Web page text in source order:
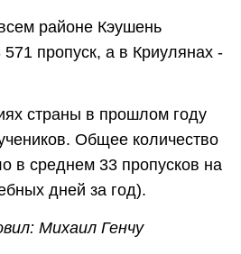
районе Кэушень
пропуск, а в Криулянах -
страны в прошлом году
Общее количество
в среднем 33 пропусков на
дней за год).
Михаил Генчу